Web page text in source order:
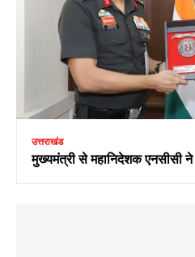
उत्तराखंड
मुख्यमंत्री से महानिदेशक एनसीसी ने